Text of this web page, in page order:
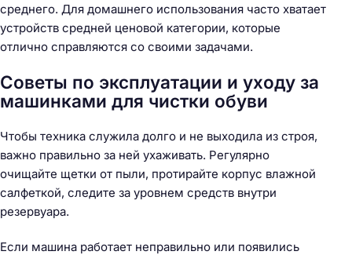
среднего. Для домашнего использования часто хватает
устройств средней ценовой категории, которые
отлично справляются со своими задачами.
Советы по эксплуатации и уходу за
машинками для чистки обуви
Чтобы техника служила долго и не выходила из строя,
важно правильно за ней ухаживать. Регулярно
очищайте щетки от пыли, протирайте корпус влажной
салфеткой, следите за уровнем средств внутри
резервуара.
Если машина работает неправильно или появились